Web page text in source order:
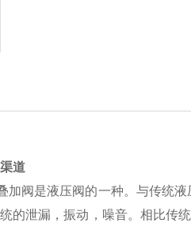
道
加阀是液压阀的一种。与传统
的泄漏，振动，噪音。相比传